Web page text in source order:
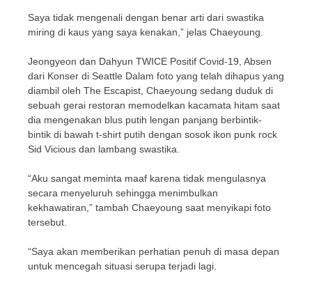
Saya tidak mengenali dengan benar arti dari swastika
miring di kaus yang saya kenakan,” jelas Chaeyoung.
Jeongyeon dan Dahyun TWICE Positif Covid-19, Absen
dari Konser di Seattle Dalam foto yang telah dihapus yang
diambil oleh The Escapist, Chaeyoung sedang duduk di
sebuah gerai restoran memodelkan kacamata hitam saat
dia mengenakan blus putih lengan panjang berbintik-
bintik di bawah t-shirt putih dengan sosok ikon punk rock
Sid Vicious dan lambang swastika.
“Aku sangat meminta maaf karena tidak mengulasnya
secara menyeluruh sehingga menimbulkan
kekhawatiran,” tambah Chaeyoung saat menyikapi foto
tersebut.
“Saya akan memberikan perhatian penuh di masa depan
untuk mencegah situasi serupa terjadi lagi.